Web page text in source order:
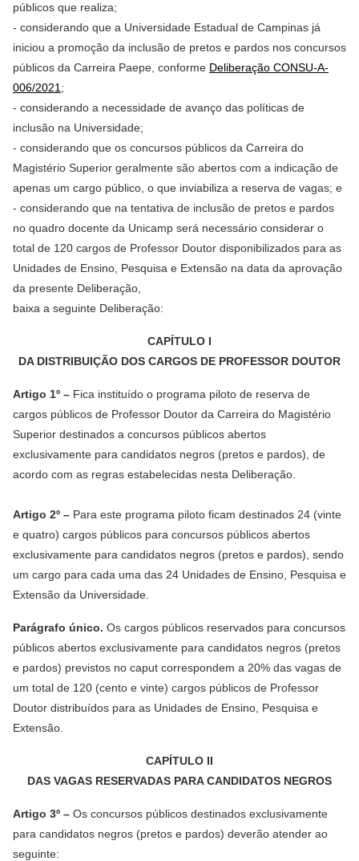
públicos que realiza;
- considerando que a Universidade Estadual de Campinas já
iniciou a promoção da inclusão de pretos e pardos nos concursos
públicos da Carreira Paepe, conforme Deliberação CONSU-A-
006/2021 ;
- considerando a necessidade de avanço das políticas de
inclusão na Universidade;
- considerando que os concursos públicos da Carreira do
Magistério Superior geralmente são abertos com a indicação de
apenas um cargo público, o que inviabiliza a reserva de vagas; e
- considerando que na tentativa de inclusão de pretos e pardos
no quadro docente da Unicamp será necessário considerar o
total de 120 cargos de Professor Doutor disponibilizados para as
Unidades de Ensino, Pesquisa e Extensão na data da aprovação
da presente Deliberação,
baixa a seguinte Deliberação:
CAPÍTULO I
DA DISTRIBUIÇÃO DOS CARGOS DE PROFESSOR DOUTOR
Artigo 1º – Fica instituído o programa piloto de reserva de
cargos públicos de Professor Doutor da Carreira do Magistério
Superior destinados a concursos públicos abertos
exclusivamente para candidatos negros (pretos e pardos), de
acordo com as regras estabelecidas nesta Deliberação.
Artigo 2º – Para este programa piloto ficam destinados 24 (vinte
e quatro) cargos públicos para concursos públicos abertos
exclusivamente para candidatos negros (pretos e pardos), sendo
um cargo para cada uma das 24 Unidades de Ensino, Pesquisa e
Extensão da Universidade.
Parágrafo único. Os cargos públicos reservados para concursos
públicos abertos exclusivamente para candidatos negros (pretos
e pardos) previstos no caput correspondem a 20% das vagas de
um total de 120 (cento e vinte) cargos públicos de Professor
Doutor distribuídos para as Unidades de Ensino, Pesquisa e
Extensão.
CAPÍTULO II
DAS VAGAS RESERVADAS PARA CANDIDATOS NEGROS
Artigo 3º – Os concursos públicos destinados exclusivamente
para candidatos negros (pretos e pardos) deverão atender ao
seguinte: